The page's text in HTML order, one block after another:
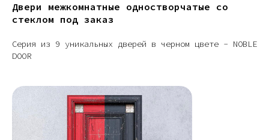
Двери межкомнатные одностворчатые со
стеклом под заказ
Серия из 9 уникальных дверей в черном цвете - NOBLE
DOOR